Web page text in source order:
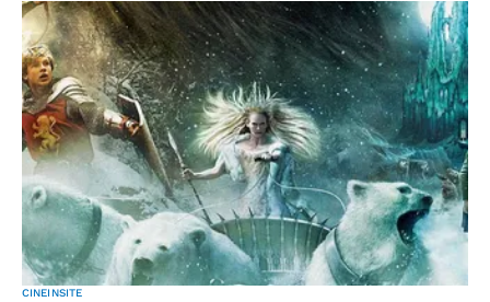
CINEINSITE